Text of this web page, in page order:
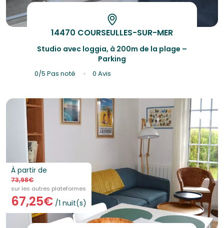
Studio avec loggia, à 200m de la plage –
Parking
14470 COURSEULLES-SUR-MER
0/5Pas noté 0 Avis
À partir de
73,98€
sur les autres plateformes
67,25€ /1 nuit(s)